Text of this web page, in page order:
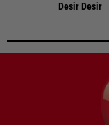
Desir Desir